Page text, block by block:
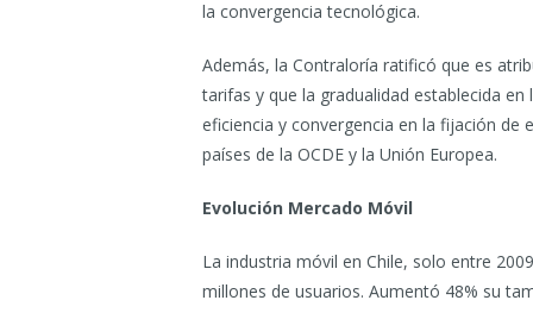
la convergencia tecnológica.
Además, la Contraloría ratificó que es
tarifas y que la gradualidad establecida
eficiencia y convergencia en la fijación
países de la OCDE y la Unión Europea.
Evolución Mercado Móvil
La industria móvil en Chile, solo entre
millones de usuarios. Aumentó 48% su